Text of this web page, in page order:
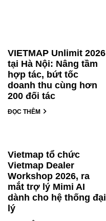
VIETMAP Unlimit 2026
tại Hà Nội: Nâng tầm
hợp tác, bứt tốc
doanh thu cùng hơn
200 đối tác
ĐỌC THÊM
Vietmap tổ chức
Vietmap Dealer
Workshop 2026, ra
mắt trợ lý Mimi AI
dành cho hệ thống đại
lý